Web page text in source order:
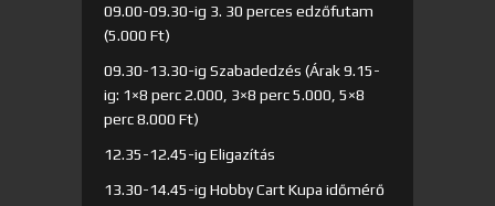
09.00-09.30-ig 3. 30 perces edzőfutam
(5.000 Ft)
09.30-13.30-ig Szabadedzés (Árak 9.15-
ig: 1×8 perc 2.000, 3×8 perc 5.000, 5×8
perc 8.000 Ft)
12.35-12.45-ig Eligazítás
13.30-14.45-ig Hobby Cart Kupa időmérő